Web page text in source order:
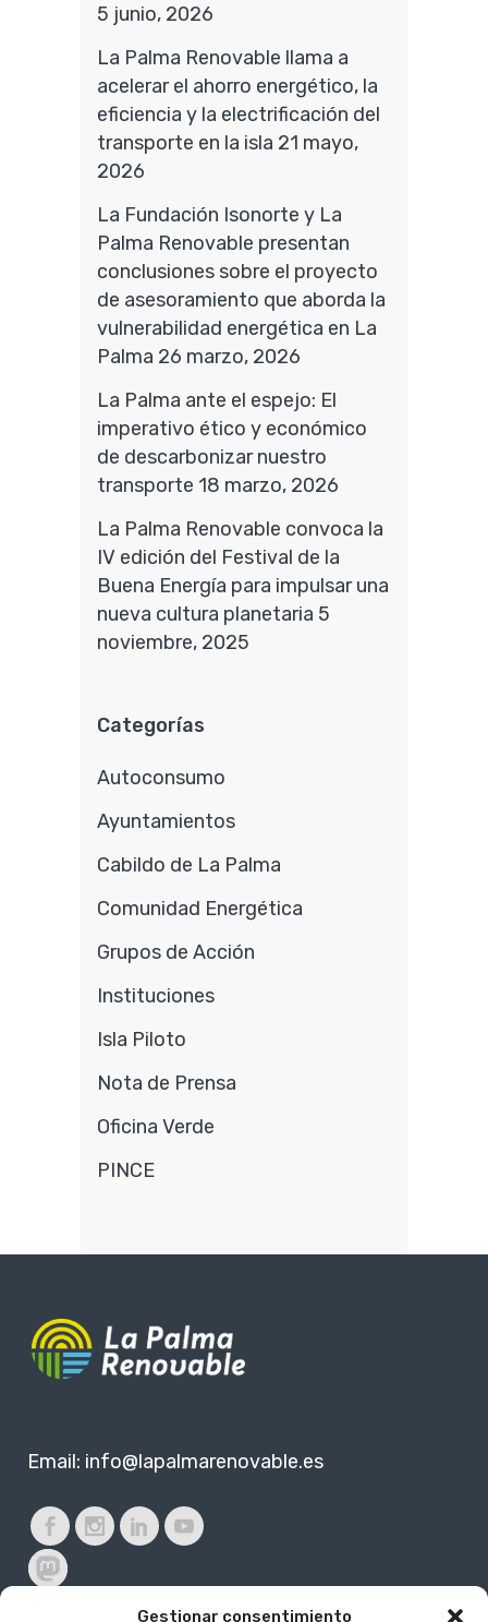
Gestionar consentimiento
5 junio, 2026
La Palma Renovable llama a
acelerar el ahorro energético, la
eficiencia y la electrificación del
transporte en la isla 21 mayo,
2026
La Fundación Isonorte y La
Palma Renovable presentan
conclusiones sobre el proyecto
de asesoramiento que aborda la
vulnerabilidad energética en La
Palma 26 marzo, 2026
La Palma ante el espejo: El
imperativo ético y económico
de descarbonizar nuestro
transporte 18 marzo, 2026
La Palma Renovable convoca la
IV edición del Festival de la
Buena Energía para impulsar una
nueva cultura planetaria 5
noviembre, 2025
Categorías
Autoconsumo
Ayuntamientos
Cabildo de La Palma
Comunidad Energética
Grupos de Acción
Instituciones
Isla Piloto
Nota de Prensa
Oficina Verde
PINCE
Email: info@lapalmarenovable.es